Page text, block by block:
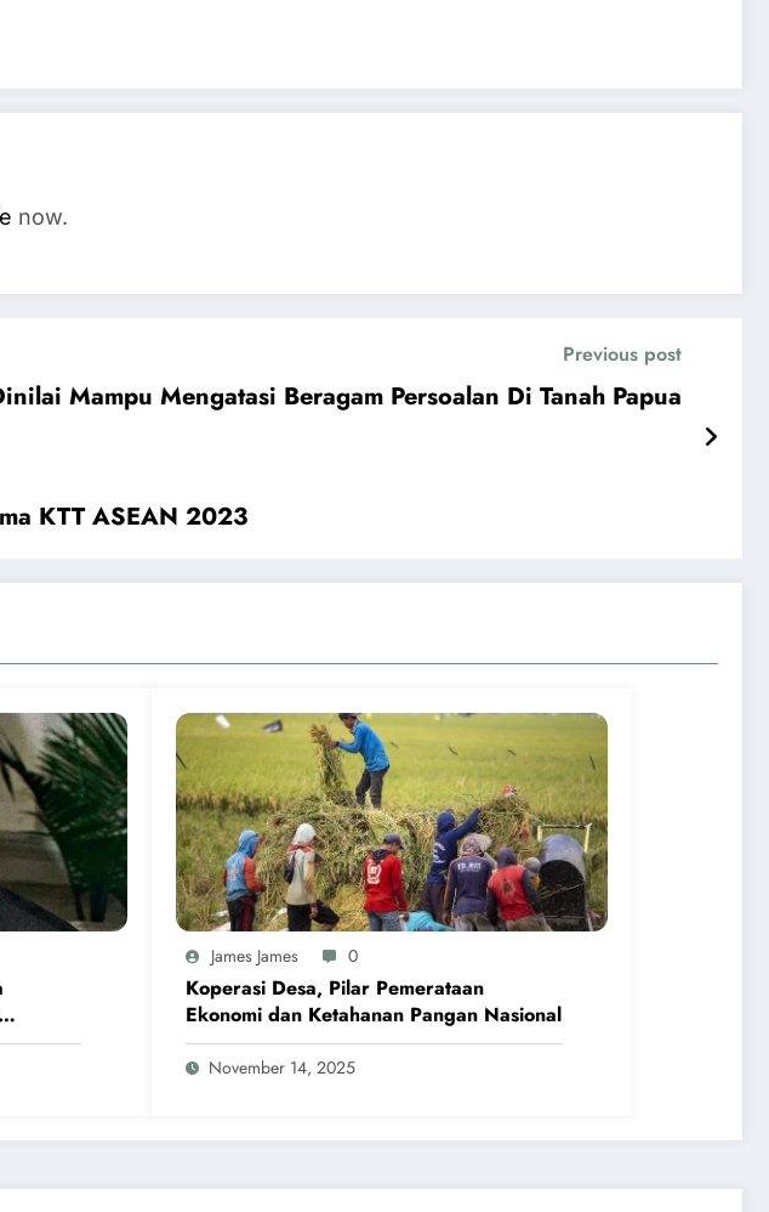
now.
Previous post
Mampu Mengatasi Beragam Persoalan Di Tanah Papua
KTT ASEAN 2023
James James 0
Koperasi Desa, Pilar Pemerataan
Ekonomi dan Ketahanan Pangan Nasional
November 14, 2025